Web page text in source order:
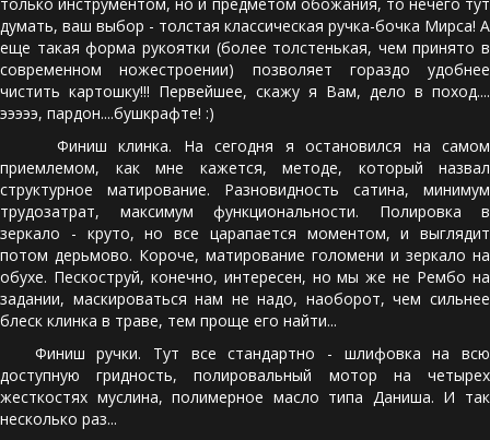
думать, ваш выбор - толстая классическая ручка-бочка Мирса! А
еще такая форма рукоятки (более толстенькая, чем принято в
современном ножестроении) позволяет гораздо удобнее
чистить картошку!!! Первейшее, скажу я Вам, дело в поход....
эээээ, пардон....бушкрафте! :)
Финиш клинка. На сегодня я остановился на самом
приемлемом, как мне кажется, методе, который назвал
структурное матирование. Разновидность сатина, минимум
трудозатрат, максимум функциональности. Полировка в
зеркало - круто, но все царапается моментом, и выглядит
потом дерьмово. Короче, матирование голомени и зеркало на
обухе. Пескоструй, конечно, интересен, но мы же не Рембо на
задании, маскироваться нам не надо, наоборот, чем сильнее
блеск клинка в траве, тем проще его найти...
Финиш ручки. Тут все стандартно - шлифовка на всю
доступную гридность, полировальный мотор на четырех
жесткостях муслина, полимерное масло типа Даниша. И так
несколько раз...